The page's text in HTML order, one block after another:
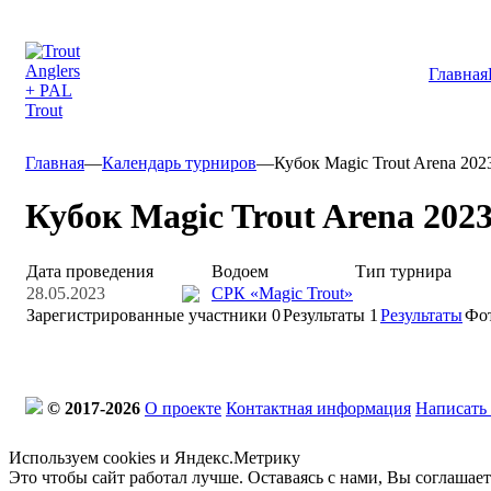
Главная
Главная—Календарь турниров—Кубок Magic Trout Arena
Кубок Magic Trout Arena
Дата проведения Водоем
Тип турнира
28.05.2023
СРК «Magic Trout»
Зарегистрированные участники 0Результаты 1 Результаты
© 2017-2026 О проекте Контактная информация
Используем cookies и Яндекс.Метрику
Это чтобы сайт работал лучше. Оставаясь с нами, Вы